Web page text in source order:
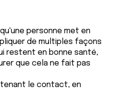
personne met en
de multiples façons
restent en bonne santé,
que cela ne fait pas
le contact, en